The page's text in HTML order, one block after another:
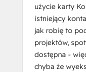
użycie karty
istniejący
jak robię to
projektów,
dostępna -
chyba że